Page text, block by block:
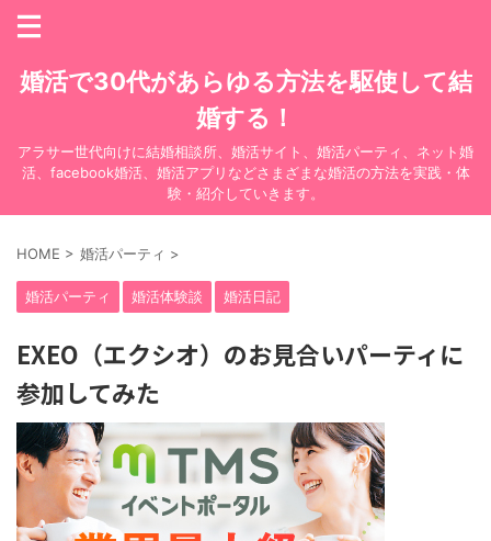
婚活で30代があらゆる方法を駆使して結
婚する！
アラサー世代向けに結婚相談所、婚活サイト、婚活パーティ、ネット婚
活、facebook婚活、婚活アプリなどさまざまな婚活の方法を実践・体
験・紹介していきます。
HOME > 婚活パーティ >
婚活パーティ 婚活体験談 婚活日記
EXEO（エクシオ）のお見合いパーティに
参加してみた